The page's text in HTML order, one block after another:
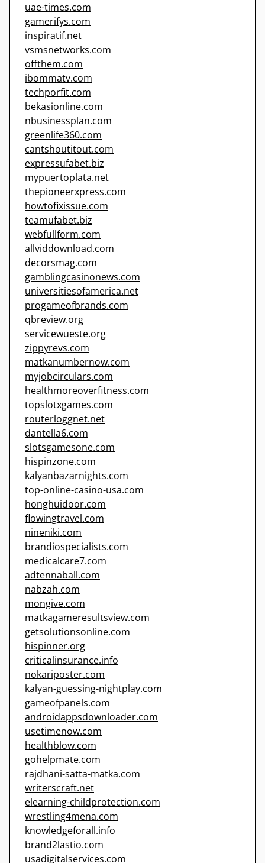
uae-times.com
gamerifys.com
inspiratif.net
vsmsnetworks.com
offthem.com
ibommatv.com
techporfit.com
bekasionline.com
nbusinessplan.com
greenlife360.com
cantshoutitout.com
expressufabet.biz
mypuertoplata.net
thepioneerxpress.com
howtofixissue.com
teamufabet.biz
webfullform.com
allviddownload.com
decorsmag.com
gamblingcasinonews.com
universitiesofamerica.net
progameofbrands.com
qbreview.org
servicewueste.org
zippyrevs.com
matkanumbernow.com
myjobcirculars.com
healthmoreoverfitness.com
topslotxgames.com
routerloggnet.net
dantella6.com
slotsgamesone.com
hispinzone.com
kalyanbazarnights.com
top-online-casino-usa.com
honghuidoor.com
flowingtravel.com
nineniki.com
brandiospecialists.com
medicalcare7.com
adtennaball.com
nabzah.com
mongive.com
matkagameresultsview.com
getsolutionsonline.com
hispinner.org
criticalinsurance.info
nokariposter.com
kalyan-guessing-nightplay.com
gameofpanels.com
androidappsdownloader.com
usetimenow.com
healthblow.com
gohelpmate.com
rajdhani-satta-matka.com
writerscraft.net
elearning-childprotection.com
wrestling4mena.com
knowledgeforall.info
brand2lastio.com
usadigitalservices.com